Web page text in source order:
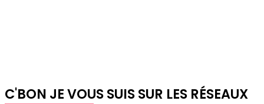
C'BON JE VOUS SUIS SUR LES RÉSEAUX